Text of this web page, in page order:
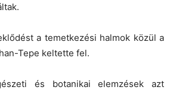
a temetkezési halmok közül a
Tepe keltette fel.
és botanikai elemzések azt